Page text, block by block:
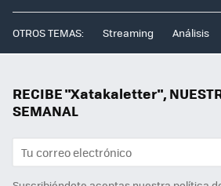
OTROS TEMAS: Streaming Análisis
RECIBE "Xatakaletter",
SEMANAL